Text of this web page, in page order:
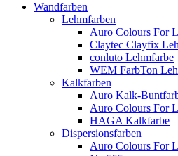
Wandfarben
Lehmfarben
Auro Colours For
Claytec Clayfix
conluto Lehmfarbe
WEM FarbTon
Kalkfarben
Auro Kalk-
Auro Colours For
HAGA Kalkfarbe
Dispersionsfarben
Auro Colours For